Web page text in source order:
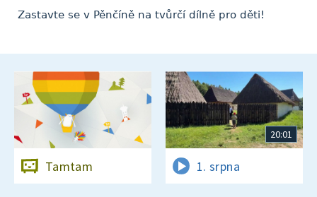
Zastavte se v Pěnčíně na tvůrčí dílně pro děti!
Tamtam
20:01
1. srpna